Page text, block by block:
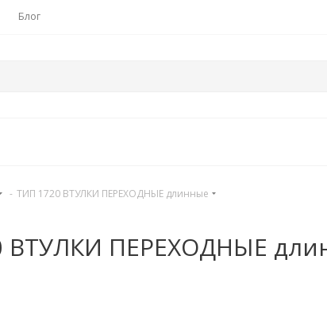
Блог
- ТИП 1720 ВТУЛКИ ПЕРЕХОДНЫЕ длинные
ВТУЛКИ ПЕРЕХОДНЫЕ